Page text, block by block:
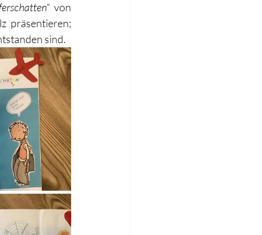
von
präsentieren;
sind.